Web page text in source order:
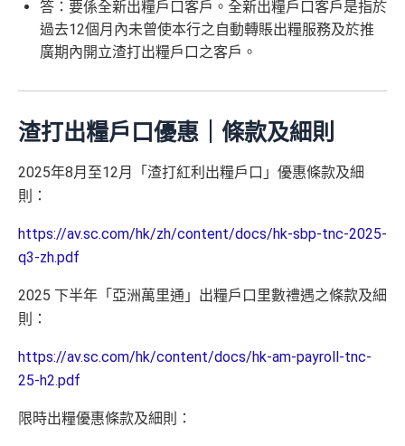
答：要係全新出糧戶口客戶。全新出糧戶口客戶是指於
過去12個月內未曾使本行之自動轉賬出糧服務及於推
廣期內開立渣打出糧戶口之客戶。
渣打出糧戶口優惠｜條款及細則
2025年8月至12月「渣打紅利出糧戶口」優惠條款及細
則：
https://av.sc.com/hk/zh/content/docs/hk-sbp-tnc-2025-
q3-zh.pdf
2025 下半年「亞洲萬里通」出糧戶口里數禮遇之條款及細
則：
https://av.sc.com/hk/content/docs/hk-am-payroll-tnc-
25-h2.pdf
限時出糧優惠條款及細則：